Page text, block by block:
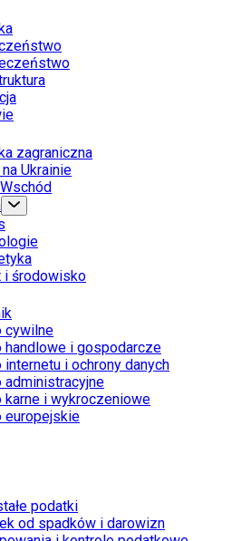
zagraniczna
Ukrainie
i środowisko
cywilne
handlowe i gospodarcze
internetu i ochrony danych
administracyjne
karne i wykroczeniowe
europejskie
podatki
od spadków i darowizn